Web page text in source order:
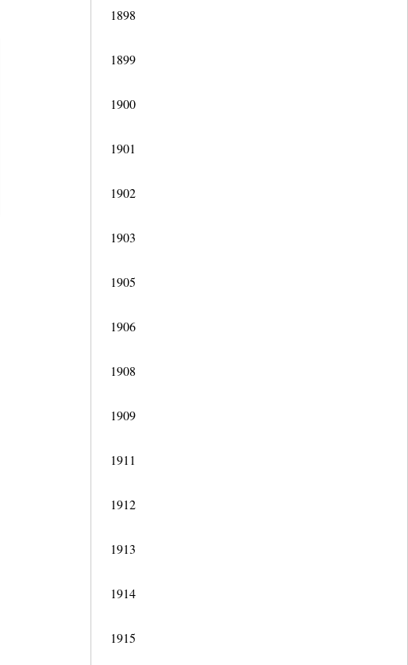
1898
1899
1900
1901
1902
1903
1905
1906
1908
1909
1911
1912
1913
1914
1915